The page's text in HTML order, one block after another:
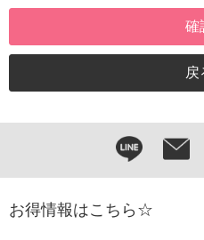
お得情報はこちら☆